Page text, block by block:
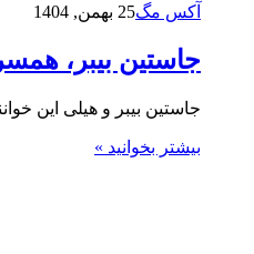
آکس مگ25 بهمن, 1404
جاستین بیبر،
جاستین بیبر و هیلی این خواننده ۳۱ ساله و غول زیبایی ۲۹ ساله، نیروهای خلاق را در یک
بیشتر بخوانید »